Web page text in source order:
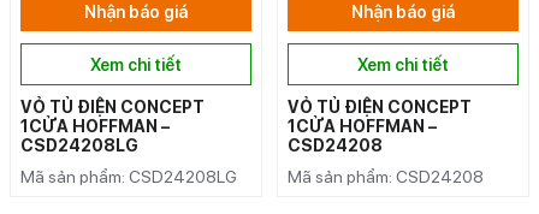
Nhận báo giá
Xem chi tiết
VỎ TỦ ĐIỆN CONCEPT
1CỬA HOFFMAN –
CSD24208LG
Mã sản phẩm: CSD24208LG
Nhận báo giá
Xem chi tiết
VỎ TỦ ĐIỆN CONCEPT
1CỬA HOFFMAN –
CSD24208
Mã sản phẩm: CSD24208